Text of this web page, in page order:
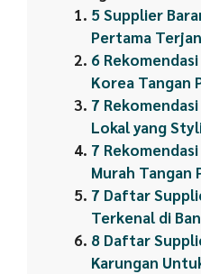
5 Supplier
Pertama
6
Korea Tangan
7
Lokal yang
7
Murah Tangan
7 Daftar
Terkenal di
8 Daftar
Karungan